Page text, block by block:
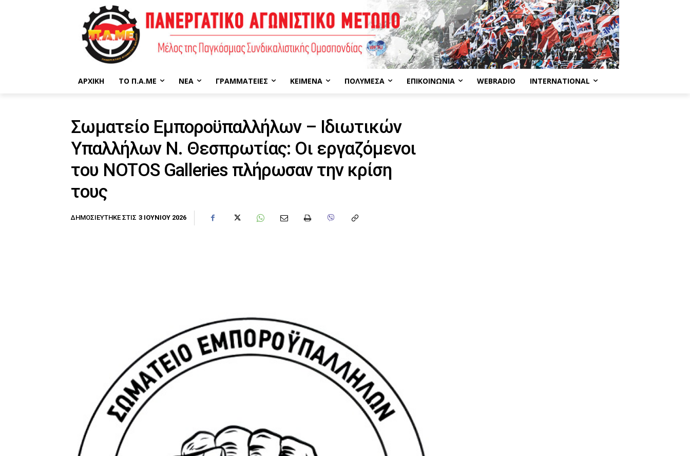
ΑΡΧΙΚΉ ΤΟ Π.Α.ΜΕ ΝΈΑ ΓΡΑΜΜΑΤΕΊΕΣ ΚΕΊΜΕΝΑ ΠΟΛΥΜΈΣΑ ΕΠΙΚΟΙΝΩΝΊΑ WEBRADIO INTERNATIONAL
Σωματείο Εμποροϋπαλλήλων – Ιδιωτικών
Υπαλλήλων Ν. Θεσπρωτίας: Οι εργαζόμενοι
του NOTOS Galleries πλήρωσαν την κρίση
τους
ΔΗΜΟΣΙΕΎΤΗΚΕ ΣΤΙΣ 3 ΙΟΥΝΊΟΥ 2026